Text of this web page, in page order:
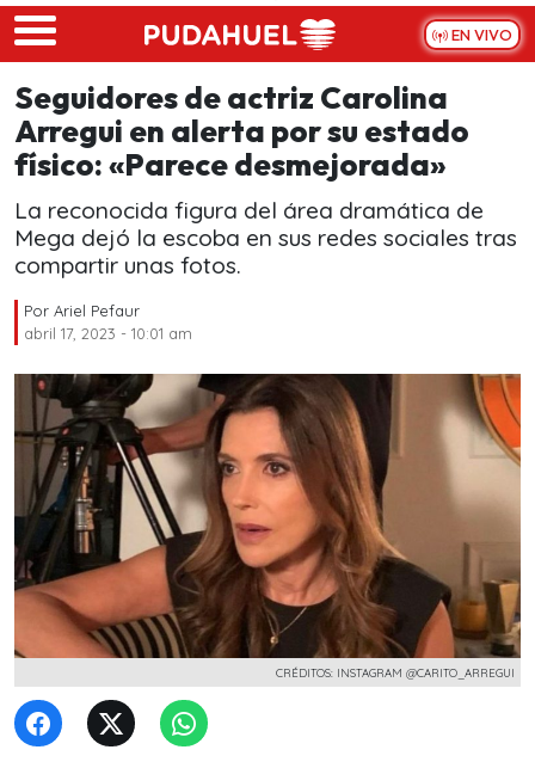
Skip to main content
EN VIVO
Seguidores de actriz Carolina
Arregui en alerta por su estado
físico: «Parece desmejorada»
La reconocida figura del área dramática de
Mega dejó la escoba en sus redes sociales tras
compartir unas fotos.
Por Ariel Pefaur
abril 17, 2023 - 10:01 am
CRÉDITOS: INSTAGRAM @CARITO_ARREGUI